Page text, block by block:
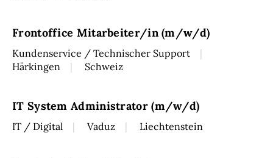
Frontoffice Mitarbeiter/in (m/w/d)
Kundenservice / Technischer Support
Härkingen
Schweiz
IT System Administrator (m/w/d)
IT / Digital Vaduz Liechtenstein